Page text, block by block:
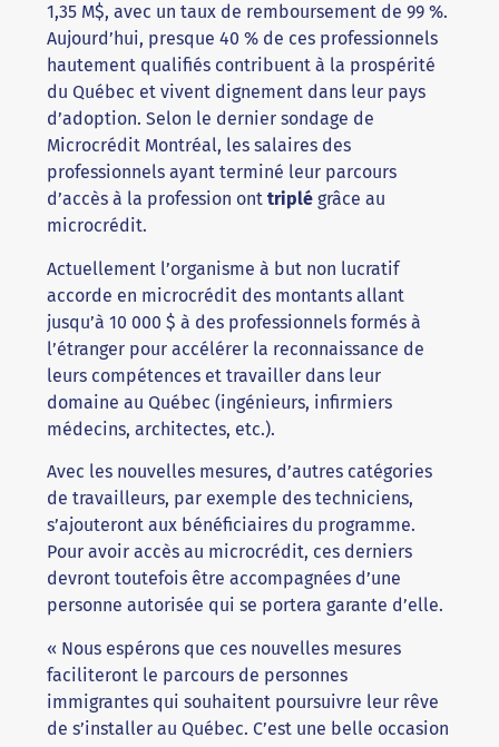
1,35 M$, avec un taux de remboursement de 99 %.
Aujourd’hui, presque 40 % de ces professionnels
hautement qualifiés contribuent à la prospérité
du Québec et vivent dignement dans leur pays
d’adoption. Selon le dernier sondage de
Microcrédit Montréal, les salaires des
professionnels ayant terminé leur parcours
d’accès à la profession ont triplé grâce au
microcrédit.
Actuellement l’organisme à but non lucratif
accorde en microcrédit des montants allant
jusqu’à 10 000 $ à des professionnels formés à
l’étranger pour accélérer la reconnaissance de
leurs compétences et travailler dans leur
domaine au Québec (ingénieurs, infirmiers
médecins, architectes, etc.).
Avec les nouvelles mesures, d’autres catégories
de travailleurs, par exemple des techniciens,
s’ajouteront aux bénéficiaires du programme.
Pour avoir accès au microcrédit, ces derniers
devront toutefois être accompagnées d’une
personne autorisée qui se portera garante d’elle.
« Nous espérons que ces nouvelles mesures
faciliteront le parcours de personnes
immigrantes qui souhaitent poursuivre leur rêve
de s’installer au Québec. C’est une belle occasion